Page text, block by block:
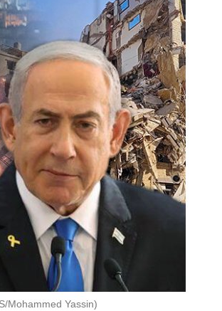
Mohammed Yassin)